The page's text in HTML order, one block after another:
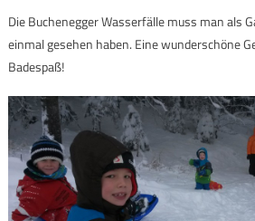
Die Buchenegger Wasserfälle muss man als
einmal gesehen haben. Eine wunderschöne
Badespaß!